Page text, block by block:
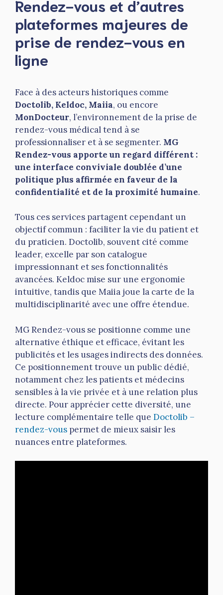
Rendez-vous et d’autres
plateformes majeures de
prise de rendez-vous en
ligne
Face à des acteurs historiques comme
Doctolib, Keldoc, Maiia, ou encore
MonDocteur, l’environnement de la prise de
rendez-vous médical tend à se
professionnaliser et à se segmenter. MG
Rendez-vous apporte un regard différent :
une interface conviviale doublée d’une
politique plus affirmée en faveur de la
confidentialité et de la proximité humaine.
Tous ces services partagent cependant un
objectif commun : faciliter la vie du patient et
du praticien. Doctolib, souvent cité comme
leader, excelle par son catalogue
impressionnant et ses fonctionnalités
avancées. Keldoc mise sur une ergonomie
intuitive, tandis que Maiia joue la carte de la
multidisciplinarité avec une offre étendue.
MG Rendez-vous se positionne comme une
alternative éthique et efficace, évitant les
publicités et les usages indirects des données.
Ce positionnement trouve un public dédié,
notamment chez les patients et médecins
sensibles à la vie privée et à une relation plus
directe. Pour apprécier cette diversité, une
lecture complémentaire telle que Doctolib –
rendez-vous permet de mieux saisir les
nuances entre plateformes.